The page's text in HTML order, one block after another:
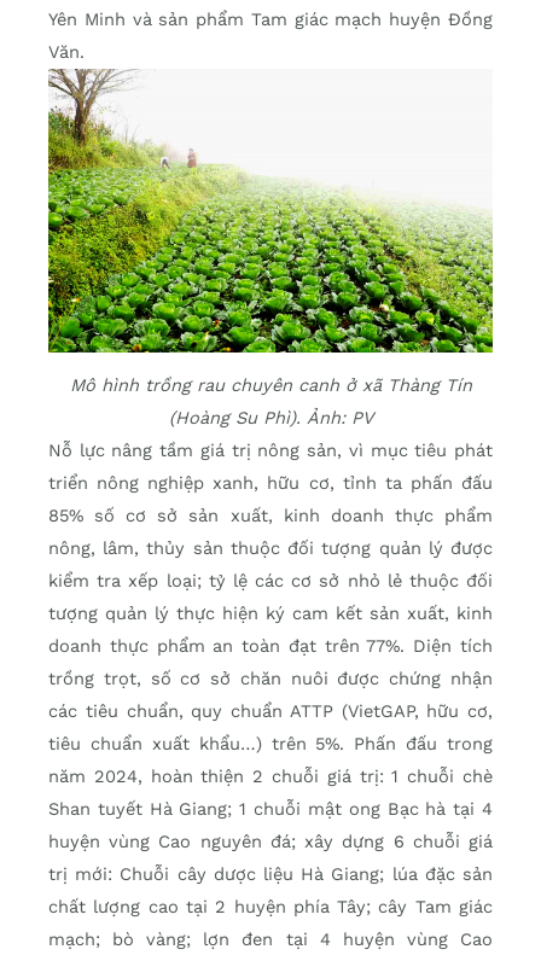
Yên Minh và sản phẩm Tam giác mạch huyện Đồng
Văn.
Mô hình trồng rau chuyên canh ở xã Thàng Tín
(Hoàng Su Phì). Ảnh: PV
Nỗ lực nâng tầm giá trị nông sản, vì mục tiêu phát
triển nông nghiệp xanh, hữu cơ, tỉnh ta phấn đấu
85% số cơ sở sản xuất, kinh doanh thực phẩm
nông, lâm, thủy sản thuộc đối tượng quản lý được
kiểm tra xếp loại; tỷ lệ các cơ sở nhỏ lẻ thuộc đối
tượng quản lý thực hiện ký cam kết sản xuất, kinh
doanh thực phẩm an toàn đạt trên 77%. Diện tích
trồng trọt, số cơ sở chăn nuôi được chứng nhận
các tiêu chuẩn, quy chuẩn ATTP (VietGAP, hữu cơ,
tiêu chuẩn xuất khẩu…) trên 5%. Phấn đấu trong
năm 2024, hoàn thiện 2 chuỗi giá trị: 1 chuỗi chè
Shan tuyết Hà Giang; 1 chuỗi mật ong Bạc hà tại 4
huyện vùng Cao nguyên đá; xây dựng 6 chuỗi giá
trị mới: Chuỗi cây dược liệu Hà Giang; lúa đặc sản
chất lượng cao tại 2 huyện phía Tây; cây Tam giác
mạch; bò vàng; lợn đen tại 4 huyện vùng Cao